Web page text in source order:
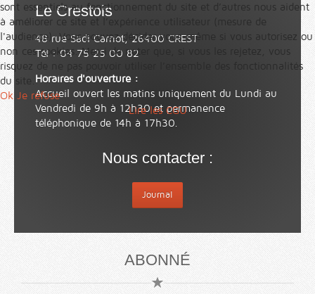
Le Crestois
48 rue Sadi Carnot, 26400 CREST
Tél : 04 75 25 00 82
Horaires d'ouverture :
Accueil ouvert les matins uniquement du Lundi au
Vendredi de 9h à 12h30 et permanence
téléphonique de 14h à 17h30.
Nous contacter :
Journal
ABONNÉ
sont essentiels au fonctionnement du site et d’autres nous aident
à améliorer ce site et l’expérience utilisateur (mesure de
l'audience). Vous pouvez décider vous-même si vous autorisez ou
non ces cookies. Merci de noter que, si vous les rejetez, vous
risquez de ne pas pouvoir utiliser l’ensemble des fonctionnalités
du site.
Ok Je refuse
Lire les CGU